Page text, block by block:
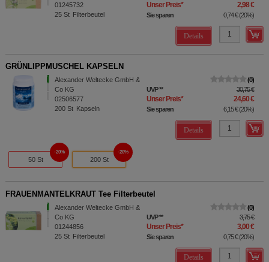
01245732
25 St Filterbeutel
Unser Preis* 2,98 €
Sie sparen 0,74 €(20%)
Details
GRÜNLIPPMUSCHEL KAPSELN
Alexander Weltecke GmbH &
Co KG
02506577
200 St Kapseln
0
UVP** 30,75 €
Unser Preis* 24,60 €
Sie sparen 6,15 €(20%)
Details
50 St
20%
200 St
20%
FRAUENMANTELKRAUT Tee Filterbeutel
Alexander Weltecke GmbH &
Co KG
01244856
25 St Filterbeutel
0
UVP** 3,75 €
Unser Preis* 3,00 €
Sie sparen 0,75 €(20%)
Details